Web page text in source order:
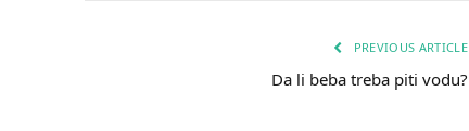
PREVIOUS ARTICLE
Da li beba treba piti vodu?